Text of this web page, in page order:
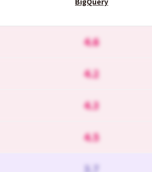
4.6
4.2
4.3
4.5
3.7